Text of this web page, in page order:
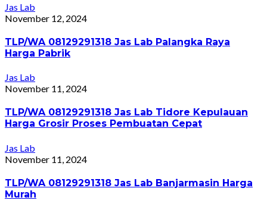
Jas Lab
November 12, 2024
TLP/WA 08129291318 Jas Lab Palangka Raya
Harga Pabrik
Jas Lab
November 11, 2024
TLP/WA 08129291318 Jas Lab Tidore Kepulauan
Harga Grosir Proses Pembuatan Cepat
Jas Lab
November 11, 2024
TLP/WA 08129291318 Jas Lab Banjarmasin Harga
Murah